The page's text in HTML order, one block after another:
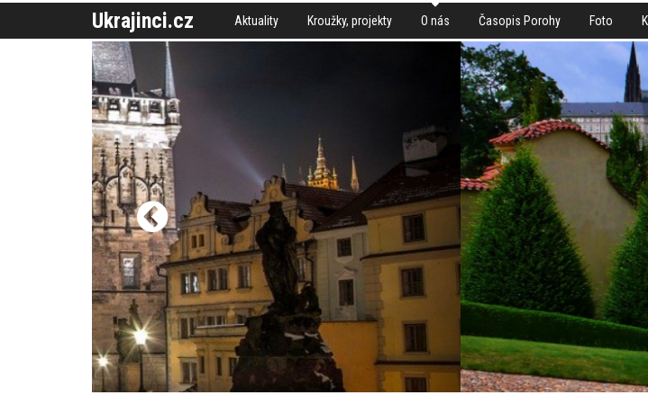
Ukrajinci.cz Aktuality Kroužky, projekty O nás Časopis Porohy Foto